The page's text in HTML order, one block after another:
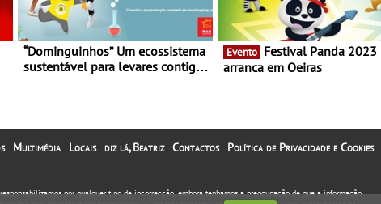
“Dominguinhos” Um ecossistema
sustentável para levares contigo
Evento
arranca em Oeiras
Multimédia Locais diz lá, Beatriz Contactos Política de Privacidade e Cookies
por qualquer tipo de incorrecção, embora tenhamos a preocupação de que a informação